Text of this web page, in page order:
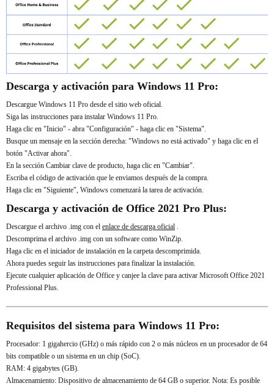
Descarga y activación para Windows 11 Pro:
Descargue Windows 11 Pro desde el sitio web oficial.
Siga las instrucciones para instalar Windows 11 Pro.
Haga clic en "Inicio" - abra "Configuración" - haga clic en "Sistema".
Busque un mensaje en la sección derecha: "Windows no está activado" y haga clic en el
botón "Activar ahora".
En la sección Cambiar clave de producto, haga clic en "Cambiar".
Escriba el código de activación que le enviamos después de la compra.
Haga clic en "Siguiente", Windows comenzará la tarea de activación.
Descarga y activación de Office 2021 Pro Plus:
Descargue el archivo .img con el enlace de descarga oficial .
Descomprima el archivo .img con un software como WinZip.
Haga clic en el iniciador de instalación en la carpeta descomprimida.
Ahora puedes seguir las instrucciones para finalizar la instalación.
Ejecute cualquier aplicación de Office y canjee la clave para activar Microsoft Office 2021
Professional Plus.
Requisitos del sistema para Windows 11 Pro:
Procesador: 1 gigahercio (GHz) o más rápido con 2 o más núcleos en un procesador de 64
bits compatible o un sistema en un chip (SoC).
RAM: 4 gigabytes (GB).
Almacenamiento: Dispositivo de almacenamiento de 64 GB o superior. Nota: Es posible